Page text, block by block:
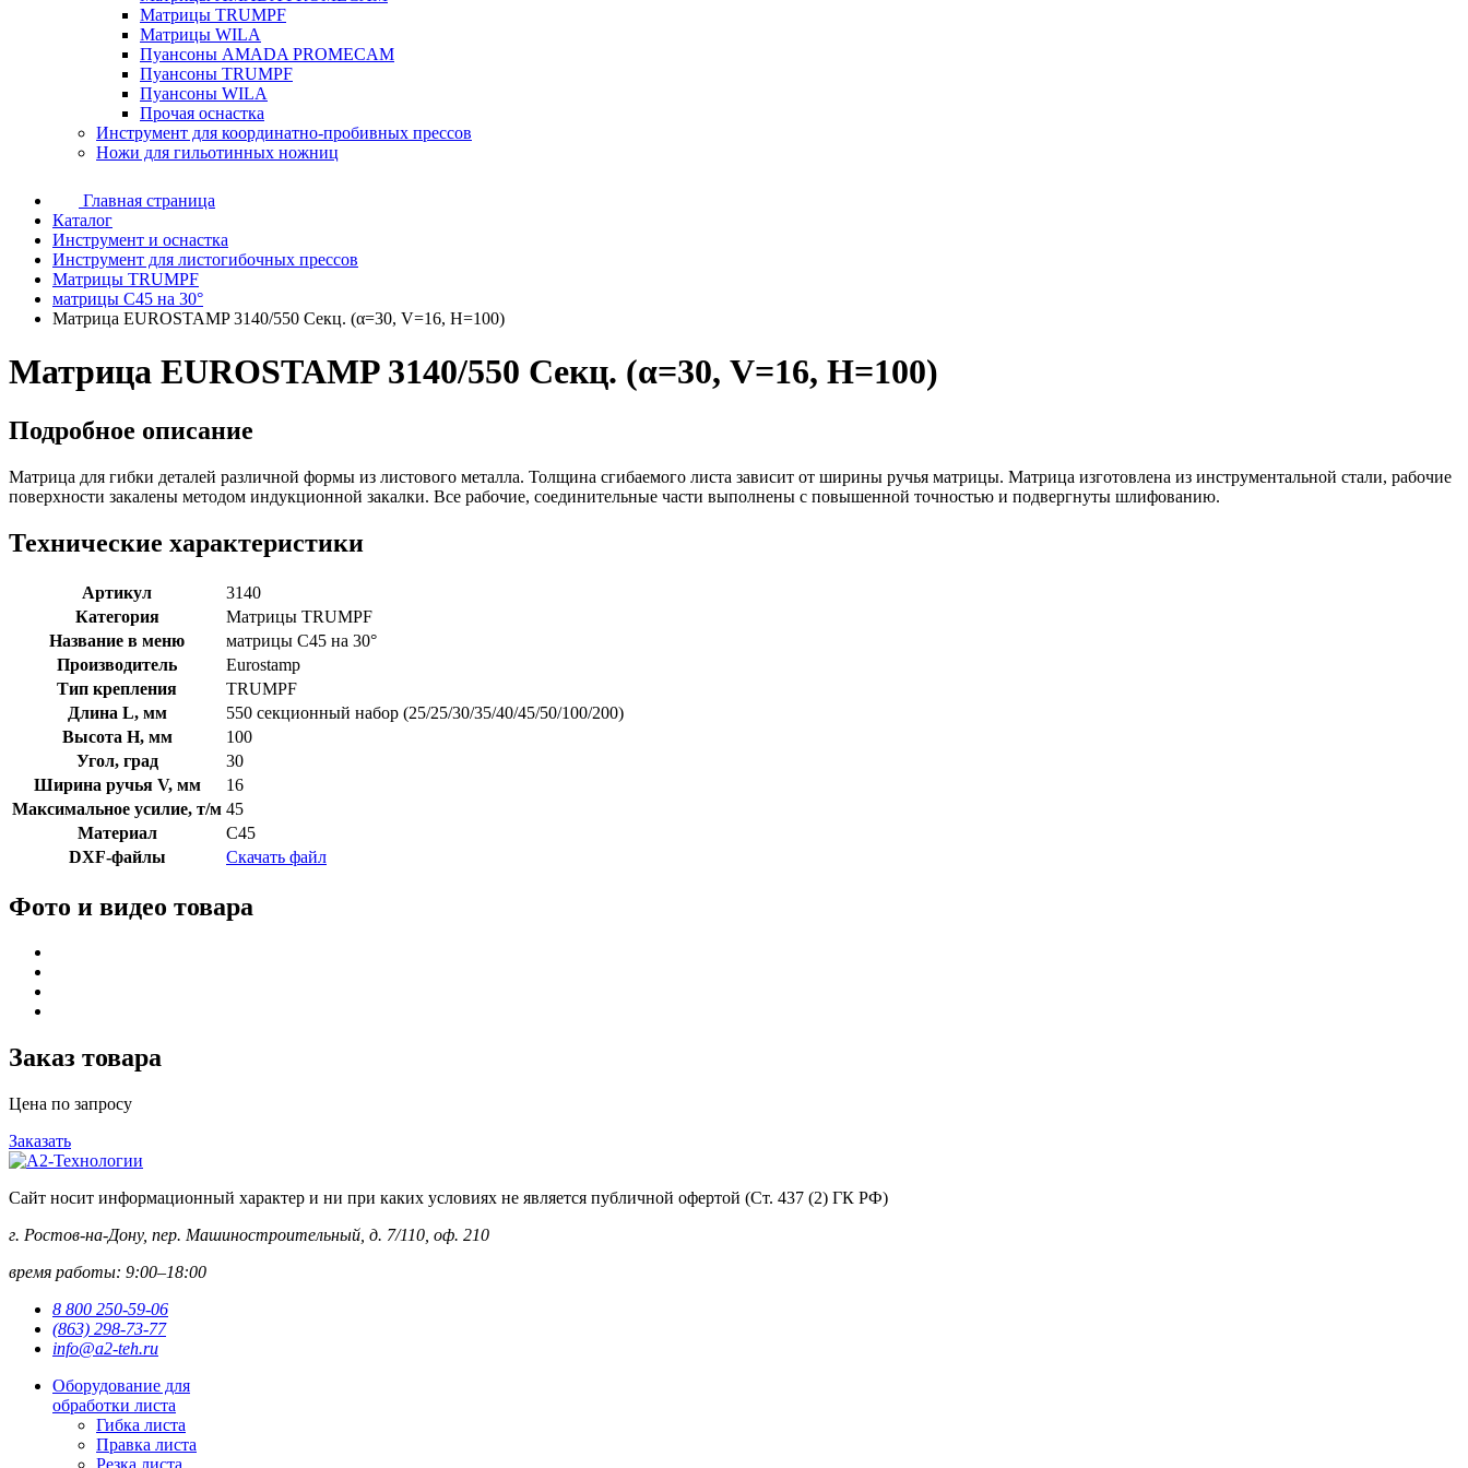
Матрицы TRUMPF
Матрицы WILA
Пуансоны AMADA PROMECAM
Пуансоны TRUMPF
Пуансоны WILA
Прочая оснастка
Инструмент для координатно-пробивных прессов
Ножи для гильотинных ножниц
Главная страница
Каталог
Инструмент и оснастка
Инструмент для листогибочных прессов
Матрицы TRUMPF
матрицы C45 на 30°
Матрица EUROSTAMP 3140/550 Секц. (α=30, V=16, H=100)
Матрица EUROSTAMP 3140/550 Секц. (α=30, V=16, H=100)
Подробное описание
Матрица для гибки деталей различной формы из листового металла. Толщина сгибаемого листа зависит от ширины ручья матрицы. Матрица изготовлена из инструментальной стали, рабочие
поверхности закалены методом индукционной закалки. Все рабочие, соединительные части выполнены с повышенной точностью и подвергнуты шлифованию.
Технические характеристики
Артикул
3140
Категория
Матрицы TRUMPF
Название в меню
матрицы C45 на 30°
Производитель
Eurostamp
Тип крепления
TRUMPF
Длина L, мм
550 секционный набор (25/25/30/35/40/45/50/100/200)
Высота H, мм
100
Угол, град
30
Ширина ручья V, мм
16
Максимальное усилие, т/м 45
Материал
C45
DXF-файлы
Скачать файл
Фото и видео товара
Заказ товара
Цена по запросу
Заказать
Сайт носит информационный характер и ни при каких условиях не является публичной офертой (Ст. 437 (2) ГК РФ)
г. Ростов-на-Дону, пер. Машиностроительный, д. 7/110, оф. 210
время работы: 9:00–18:00
8 800 250-59-06
(863) 298-73-77
info@a2-teh.ru
Оборудование для
обработки листа
Гибка листа
Правка листа